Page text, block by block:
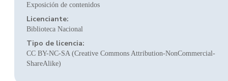
Exposición de contenidos
Licenciante:
Biblioteca Nacional
Tipo de licencia:
CC BY-NC-SA (Creative Commons Attribution-NonCommercial-
ShareAlike)